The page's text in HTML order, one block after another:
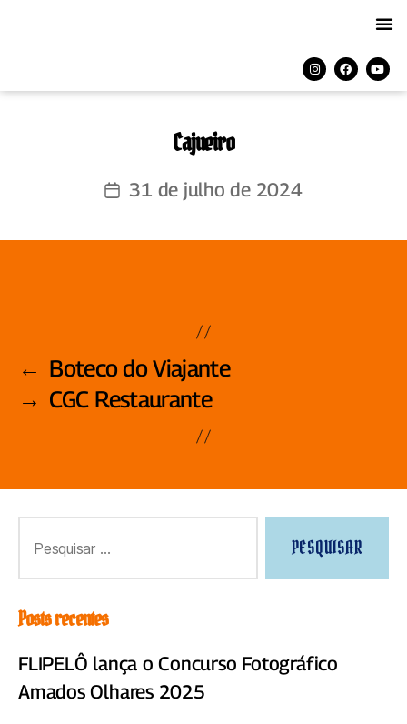
Cajueiro
31 de julho de 2024
← Boteco do Viajante
→ CGC Restaurante
Posts recentes
FLIPELÔ lança o Concurso Fotográfico
Amados Olhares 2025